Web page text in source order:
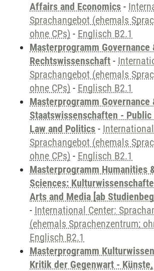
Affairs and Economics -
Sprachangebot (ehemals
ohne CPs) - Englisch B2.1
Masterprogramm Governance
Rechtswissenschaft -
Sprachangebot (ehemals
ohne CPs) - Englisch B2.1
Masterprogramm Governance
Staatswissenschaften - Public
Law and Politics -
Sprachangebot (ehemals
ohne CPs) - Englisch B2.1
Masterprogramm Humanities
Sciences:
Arts and Media [ab
- International Center:
(ehemals Sprachenzentrum;
Englisch B2.1
Masterprogramm
Kritik der Gegenwart -